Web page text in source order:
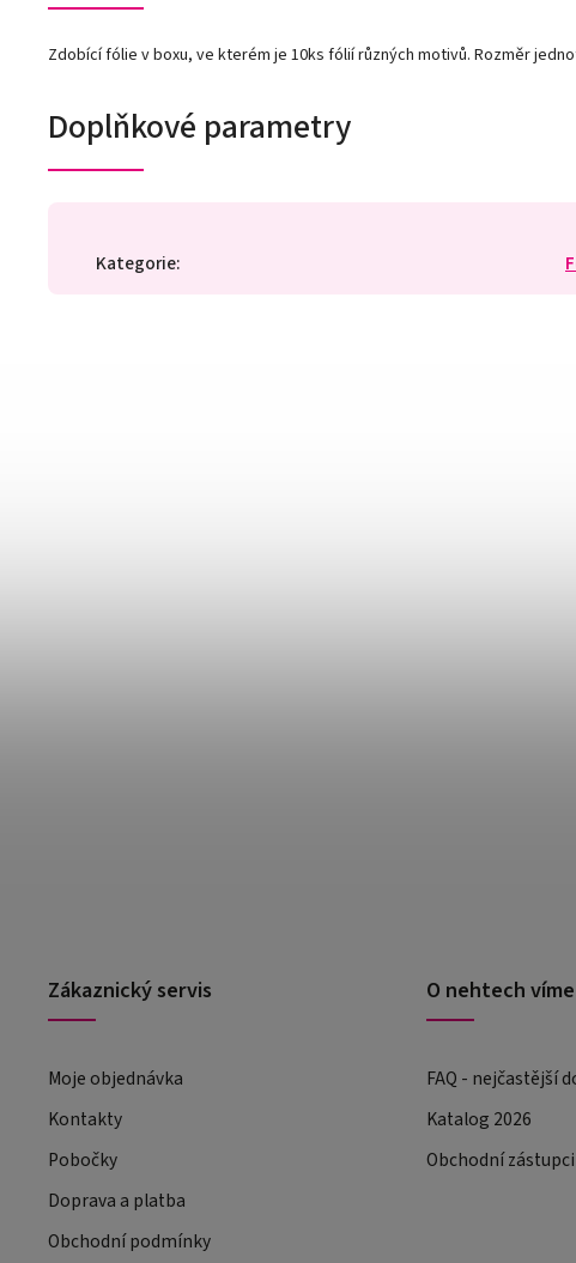
Zdobící fólie v boxu, ve kterém je 10ks fólií různých motivů. Rozměr
Doplňkové parametry
Kategorie:
Zákaznický servis
Moje objednávka
Kontakty
Pobočky
Doprava a platba
Obchodní podmínky
O nehtech
FAQ - nejčastější
Katalog 2026
Obchodní zástupci